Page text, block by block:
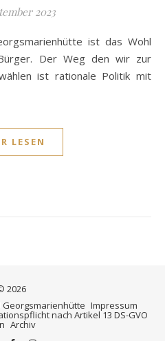
2023
Der Weg den wir zur
ist rationale Politik mit
LESEN
2026
Georgsmarienhütte Impressum
nach Artikel 13 DS-GVO
Archiv